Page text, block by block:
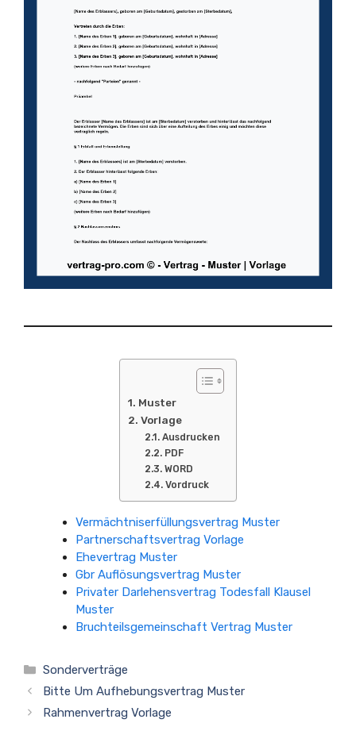
Muster
Vorlage
Ausdrucken
PDF
WORD
Vordruck
Vermächtniserfüllungsvertrag Muster
Partnerschaftsvertrag Vorlage
Ehevertrag Muster
Gbr Auflösungsvertrag Muster
Privater Darlehensvertrag Todesfall Klausel
Muster
Bruchteilsgemeinschaft Vertrag Muster
Kategorien
Sonderverträge
Bitte Um Aufhebungsvertrag Muster
Rahmenvertrag Vorlage